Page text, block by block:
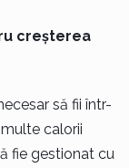
creșterea
să fii într-
calorii
fie gestionat cu